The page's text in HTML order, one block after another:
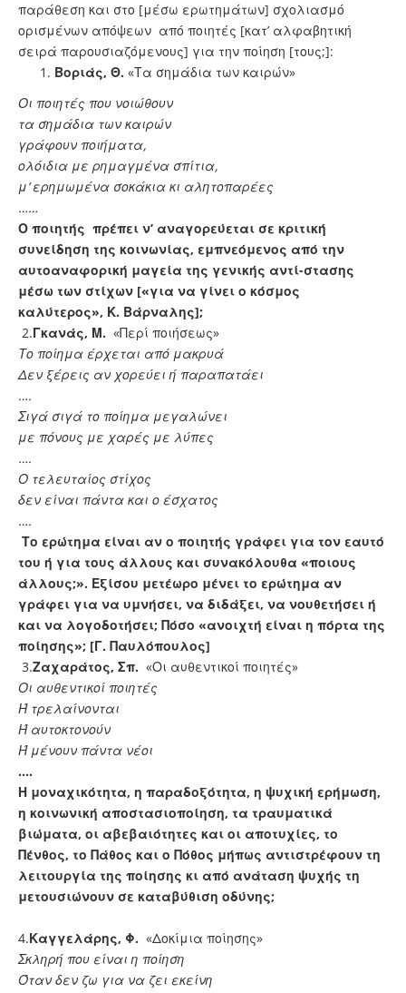
παράθεση και στο [μέσω ερωτημάτων] σχολιασμό
ορισμένων απόψεων από ποιητές [κατ’ αλφαβητική
σειρά παρουσιαζόμενους] για την ποίηση [τους;]:
Βοριάς, Θ. «Τα σημάδια των καιρών»
Οι ποιητές που νοιώθουν
τα σημάδια των καιρών
γράφουν ποιήματα,
ολόιδια με ρημαγμένα σπίτια,
μ’ ερημωμένα σοκάκια κι αλητοπαρέες
……
Ο ποιητής πρέπει ν’ αναγορεύεται σε κριτική
συνείδηση της κοινωνίας, εμπνεόμενος από την
αυτοαναφορική μαγεία της γενικής αντί-στασης
μέσω των στίχων [«για να γίνει ο κόσμος
καλύτερος», Κ. Βάρναλης];
2.Γκανάς, Μ. «Περί ποιήσεως»
Το ποίημα έρχεται από μακρυά
Δεν ξέρεις αν χορεύει ή παραπατάει
….
Σιγά σιγά το ποίημα μεγαλώνει
με πόνους με χαρές με λύπες
….
Ο τελευταίος στίχος
δεν είναι πάντα και ο έσχατος
….
Το ερώτημα είναι αν ο ποιητής γράφει για τον εαυτό
του ή για τους άλλους και συνακόλουθα «ποιους
άλλους;». Εξίσου μετέωρο μένει το ερώτημα αν
γράφει για να υμνήσει, να διδάξει, να νουθετήσει ή
και να λογοδοτήσει; Πόσο «ανοιχτή είναι η πόρτα της
ποίησης»; [Γ. Παυλόπουλος]
3.Ζαχαράτος, Σπ. «Οι αυθεντικοί ποιητές»
Οι αυθεντικοί ποιητές
Ή τρελαίνονται
Ή αυτοκτονούν
Ή μένουν πάντα νέοι
….
Η μοναχικότητα, η παραδοξότητα, η ψυχική ερήμωση,
η κοινωνική αποστασιοποίηση, τα τραυματικά
βιώματα, οι αβεβαιότητες και οι αποτυχίες, το
Πένθος, το Πάθος και ο Πόθος μήπως αντιστρέφουν τη
λειτουργία της ποίησης κι από ανάταση ψυχής τη
μετουσιώνουν σε καταβύθιση οδύνης;
4.Καγγελάρης, Φ. «Δοκίμια ποίησης»
Σκληρή που είναι η ποίηση
Όταν δεν ζω για να ζει εκείνη